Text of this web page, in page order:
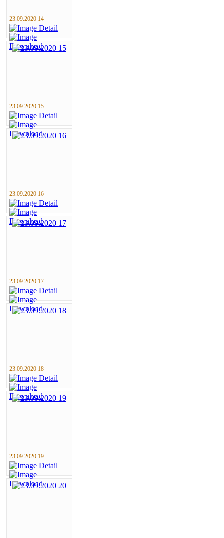
23.09.2020 14
23.09.2020 15
23.09.2020 16
23.09.2020 17
23.09.2020 18
23.09.2020 19